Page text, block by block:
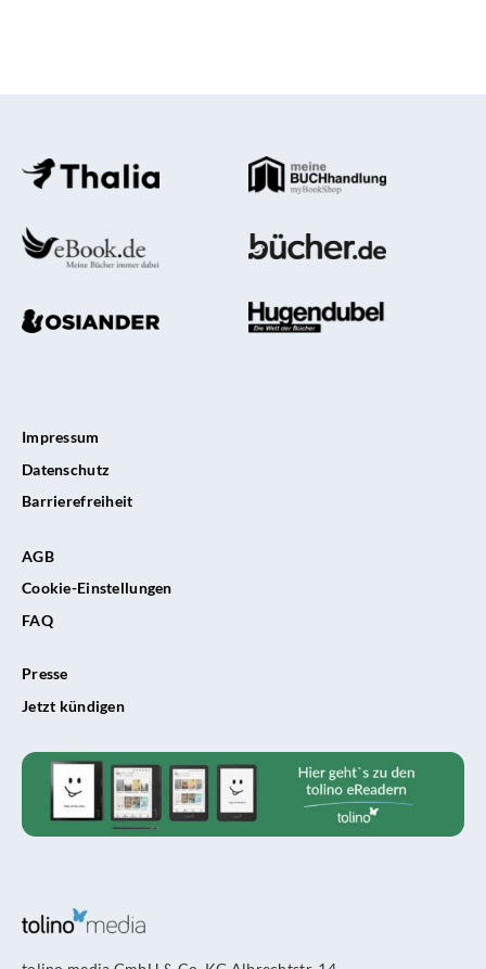
Impressum
Datenschutz
Barrierefreiheit
AGB
Cookie-Einstellungen
FAQ
Presse
Jetzt kündigen